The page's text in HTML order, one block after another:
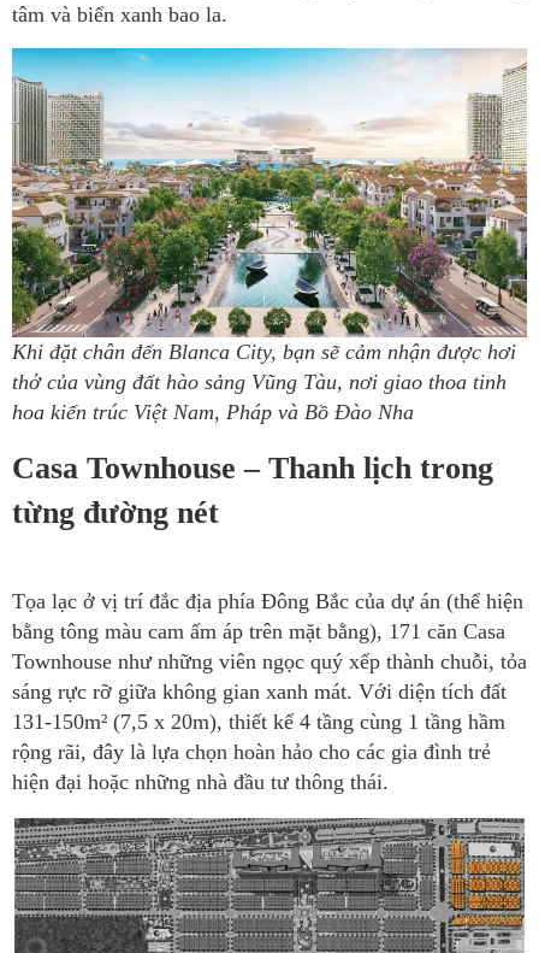
tâm và biển xanh bao la.
Khi đặt chân đến Blanca City, bạn sẽ cảm nhận được hơi
thở của vùng đất hào sảng Vũng Tàu, nơi giao thoa tinh
hoa kiến trúc Việt Nam, Pháp và Bồ Đào Nha
Casa Townhouse – Thanh lịch trong
từng đường nét
Tọa lạc ở vị trí đắc địa phía Đông Bắc của dự án (thể hiện
bằng tông màu cam ấm áp trên mặt bằng), 171 căn Casa
Townhouse như những viên ngọc quý xếp thành chuỗi, tỏa
sáng rực rỡ giữa không gian xanh mát. Với diện tích đất
131-150m² (7,5 x 20m), thiết kế 4 tầng cùng 1 tầng hầm
rộng rãi, đây là lựa chọn hoàn hảo cho các gia đình trẻ
hiện đại hoặc những nhà đầu tư thông thái.